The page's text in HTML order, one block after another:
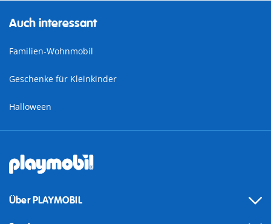
Auch interessant
Familien-Wohnmobil
Geschenke für Kleinkinder
Halloween
Über PLAYMOBIL